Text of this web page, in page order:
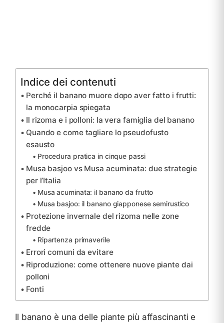
Indice dei contenuti
Perché il banano muore dopo aver fatto i frutti:
la monocarpia spiegata
Il rizoma e i polloni: la vera famiglia del banano
Quando e come tagliare lo pseudofusto
esausto
Procedura pratica in cinque passi
Musa basjoo vs Musa acuminata: due strategie
per l’Italia
Musa acuminata: il banano da frutto
Musa basjoo: il banano giapponese semirustico
Protezione invernale del rizoma nelle zone
fredde
Ripartenza primaverile
Errori comuni da evitare
Riproduzione: come ottenere nuove piante dai
polloni
Fonti
Il banano è una delle piante più affascinanti e